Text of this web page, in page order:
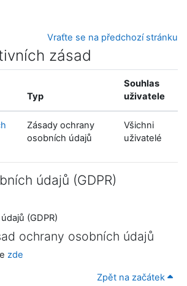
Vraťte se na předchozí stránku
zásad
Typ
Souhlas
uživatele
Zásady ochrany
osobních údajů
Všichni
uživatelé
údajů (GDPR)
(GDPR)
ochrany osobních údajů
zde
Zpět na začátek